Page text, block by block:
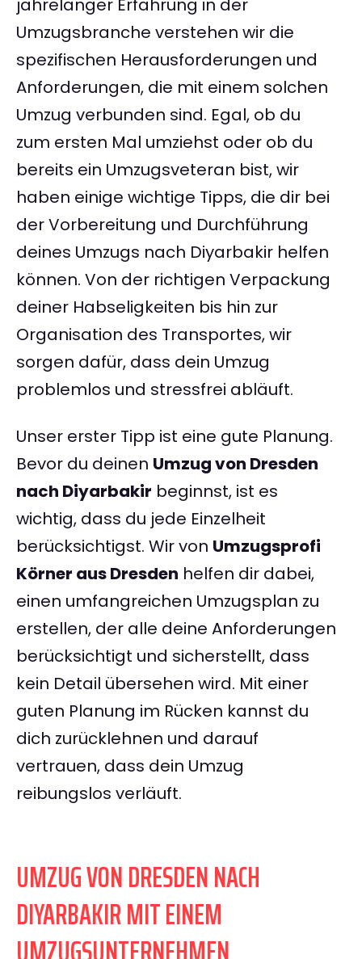
jahrelanger Erfahrung in der
Umzugsbranche verstehen wir die
spezifischen Herausforderungen und
Anforderungen, die mit einem solchen
Umzug verbunden sind. Egal, ob du
zum ersten Mal umziehst oder ob du
bereits ein Umzugsveteran bist, wir
haben einige wichtige Tipps, die dir bei
der Vorbereitung und Durchführung
deines Umzugs nach Diyarbakir helfen
können. Von der richtigen Verpackung
deiner Habseligkeiten bis hin zur
Organisation des Transportes, wir
sorgen dafür, dass dein Umzug
problemlos und stressfrei abläuft.
Unser erster Tipp ist eine gute Planung.
Bevor du deinen Umzug von Dresden
nach Diyarbakir beginnst, ist es
wichtig, dass du jede Einzelheit
berücksichtigst. Wir von Umzugsprofi
Körner aus Dresden helfen dir dabei,
einen umfangreichen Umzugsplan zu
erstellen, der alle deine Anforderungen
berücksichtigt und sicherstellt, dass
kein Detail übersehen wird. Mit einer
guten Planung im Rücken kannst du
dich zurücklehnen und darauf
vertrauen, dass dein Umzug
reibungslos verläuft.
UMZUG VON DRESDEN NACH
DIYARBAKIR MIT EINEM